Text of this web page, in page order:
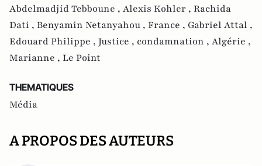
Abdelmadjid Tebboune , Alexis Kohler , Rachida
Dati , Benyamin Netanyahou , France , Gabriel Attal ,
Edouard Philippe , Justice , condamnation , Algérie ,
Marianne , Le Point
THEMATIQUES
Média
A PROPOS DES AUTEURS